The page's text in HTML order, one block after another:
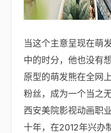
当这个主意呈现在萌
中的时分，他也没有
原型的萌发熊在全网
粉丝，成为一个当之
西安美院影视动画职
十年，在2012年兴办